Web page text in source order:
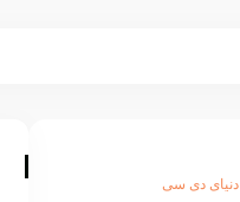
دنیای دی سی